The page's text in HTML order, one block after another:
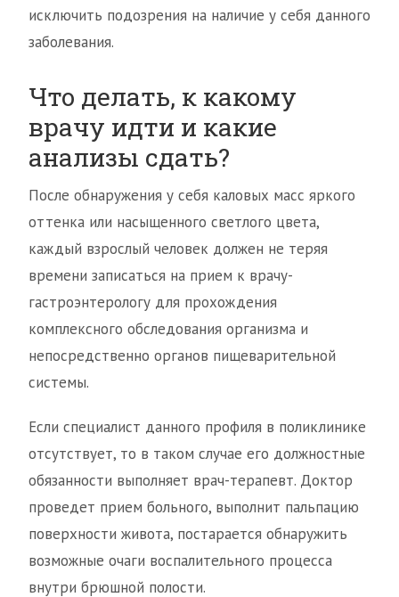
исключить подозрения на наличие у себя данного
заболевания.
Что делать, к какому
врачу идти и какие
анализы сдать?
После обнаружения у себя каловых масс яркого
оттенка или насыщенного светлого цвета,
каждый взрослый человек должен не теряя
времени записаться на прием к врачу-
гастроэнтерологу для прохождения
комплексного обследования организма и
непосредственно органов пищеварительной
системы.
Если специалист данного профиля в поликлинике
отсутствует, то в таком случае его должностные
обязанности выполняет врач-терапевт. Доктор
проведет прием больного, выполнит пальпацию
поверхности живота, постарается обнаружить
возможные очаги воспалительного процесса
внутри брюшной полости.